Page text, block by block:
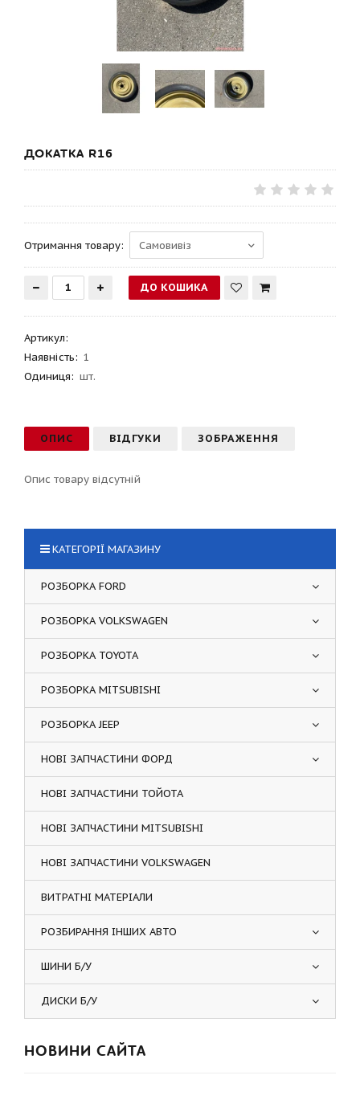
ДОКАТКА R16
Отримання товару:
Артикул:
Наявність: 1
Одиниця: шт.
ОПИС ВІДГУКИ ЗОБРАЖЕННЯ
Опис товару відсутній
КАТЕГОРІЇ МАГАЗИНУ
РОЗБОРКА FORD
РОЗБОРКА VOLKSWAGEN
РОЗБОРКА TOYOTA
РОЗБОРКА MITSUBISHI
РОЗБОРКА JEEP
НОВІ ЗАПЧАСТИНИ ФОРД
НОВІ ЗАПЧАСТИНИ ТОЙОТА
НОВІ ЗАПЧАСТИНИ MITSUBISHI
НОВІ ЗАПЧАСТИНИ VOLKSWAGEN
ВИТРАТНІ МАТЕРІАЛИ
РОЗБИРАННЯ ІНШИХ АВТО
ШИНИ Б/У
ДИСКИ Б/У
НОВИНИ САЙТА